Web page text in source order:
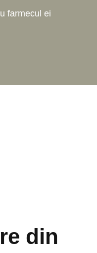
farmecul ei
din